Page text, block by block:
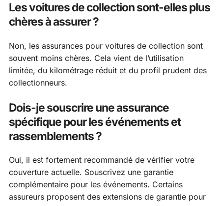
Les voitures de collection sont-elles plus
chères à assurer ?
Non, les assurances pour voitures de collection sont
souvent moins chères. Cela vient de l’utilisation
limitée, du kilométrage réduit et du profil prudent des
collectionneurs.
Dois-je souscrire une assurance
spécifique pour les événements et
rassemblements ?
Oui, il est fortement recommandé de vérifier votre
couverture actuelle. Souscrivez une garantie
complémentaire pour les événements. Certains
assureurs proposent des extensions de garantie pour